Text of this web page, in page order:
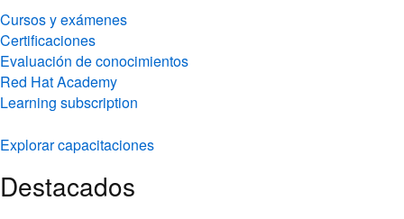
Cursos y exámenes
Certificaciones
Evaluación de conocimientos
Red Hat Academy
Learning subscription
Explorar capacitaciones
Destacados